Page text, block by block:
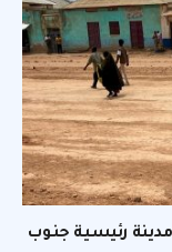
رئيسية جنوب